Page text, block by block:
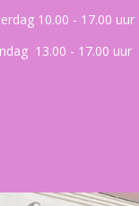
10.00 - 17.00 uur
13.00 - 17.00 uur